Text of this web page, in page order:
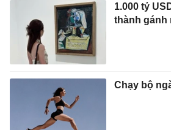
1.000 tỷ
thành gánh
Chạy bộ